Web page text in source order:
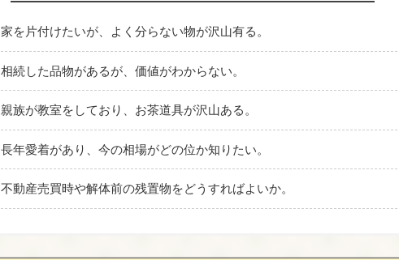
家を片付けたいが、よく分らない物が沢山有る。
相続した品物があるが、価値がわからない。
親族が教室をしており、お茶道具が沢山ある。
長年愛着があり、今の相場がどの位か知りたい。
不動産売買時や解体前の残置物をどうすればよいか。